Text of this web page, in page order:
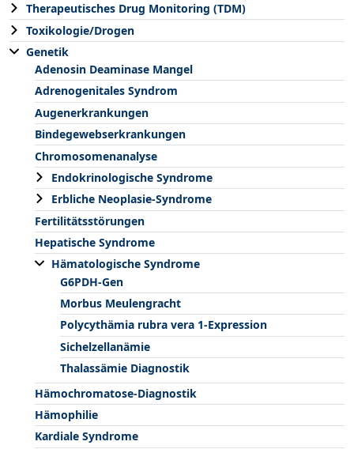
Therapeutisches Drug Monitoring (TDM)
Toxikologie/Drogen
Genetik
Adenosin Deaminase Mangel
Adrenogenitales Syndrom
Augenerkrankungen
Bindegewebserkrankungen
Chromosomenanalyse
Endokrinologische Syndrome
Erbliche Neoplasie-Syndrome
Fertilitätsstörungen
Hepatische Syndrome
Hämatologische Syndrome
G6PDH-Gen
Morbus Meulengracht
Polycythämia rubra vera 1-Expression
Sichelzellanämie
Thalassämie Diagnostik
Hämochromatose-Diagnostik
Hämophilie
Kardiale Syndrome